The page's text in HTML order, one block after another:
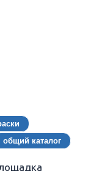
общий каталог